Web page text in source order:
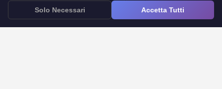
App Google Forms per iOS
Google Forms to Doc
Solo Necessari
Accetta Tutti